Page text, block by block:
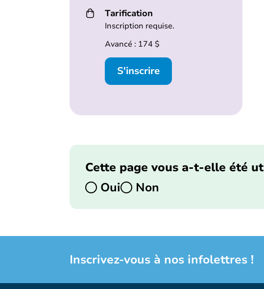
Tarification
Inscription requise.
Avancé : 174 $
S'inscrire
Cette page vous a-t-elle été
Oui
Non
Inscrivez-vous à nos infolettres !